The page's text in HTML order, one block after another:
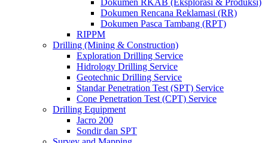
Dokumen RKAB (Eksplorasi & Produksi)
Dokumen Rencana Reklamasi (RR)
Dokumen Pasca Tambang (RPT)
RIPPM
Drilling (Mining & Construction)
Exploration Drilling Service
Hidrology Drilling Service
Geotechnic Drilling Service
Standar Penetration Test (SPT) Service
Cone Penetration Test (CPT) Service
Drilling Equipment
Jacro 200
Sondir dan SPT